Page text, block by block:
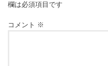
欄は必須項目です
コメント ※